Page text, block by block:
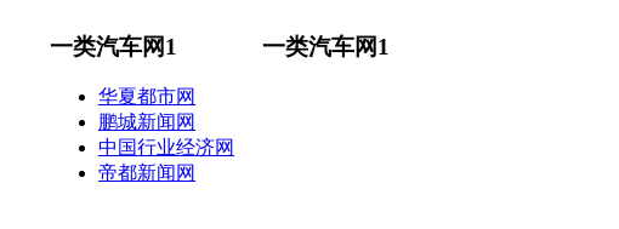
一类汽车网1
华夏都市网
鹏城新闻网
中国行业经济网
帝都新闻网
一类汽车网1